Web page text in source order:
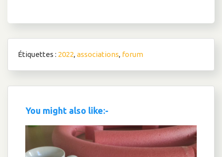
Étiquettes : 2022,associations, forum
You might also like:-